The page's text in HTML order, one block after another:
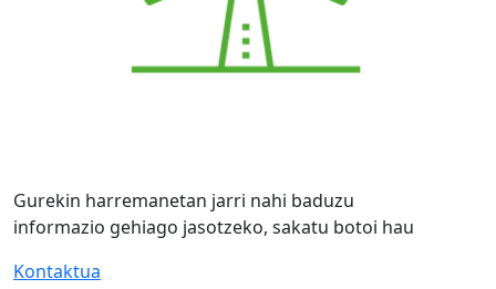
Gurekin harremanetan jarri nahi baduzu
informazio gehiago jasotzeko, sakatu botoi hau
Kontaktua